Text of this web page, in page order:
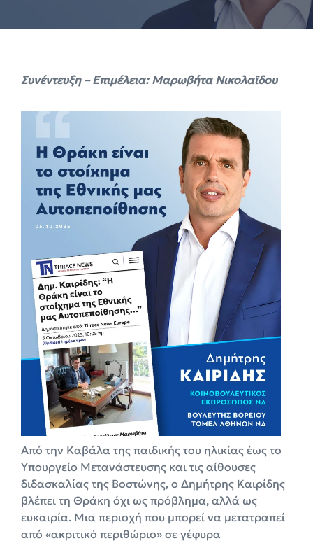
Συνέντευξη – Επιμέλεια: Μαρωβήτα Νικολαϊδου
Από την Καβάλα της παιδικής του ηλικίας έως το
Υπουργείο Μετανάστευσης και τις αίθουσες
διδασκαλίας της Βοστώνης, ο Δημήτρης Καιρίδης
βλέπει τη Θράκη όχι ως πρόβλημα, αλλά ως
ευκαιρία. Μια περιοχή που μπορεί να μετατραπεί
από «ακριτικό περιθώριο» σε γέφυρα